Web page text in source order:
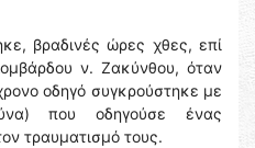
βραδινές ώρες χθες, επί
ν. Ζακύνθου, όταν
οδηγό συγκρούστηκε με
που οδηγούσε ένας
τραυματισμό τους.